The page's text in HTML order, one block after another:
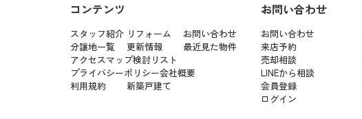
コンテンツ
スタッフ紹介 リフォーム
お問い合わせ
分譲地一覧
更新情報
最近見た物件
アクセスマップ検討リスト
プライバシーポリシー会社概要
利用規約
新築戸建て
お問い合わせ
お問い合わせ
来店予約
売却相談
LINEから相談
会員登録
ログイン